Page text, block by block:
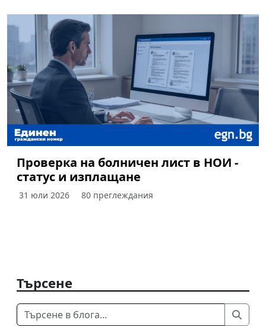
Проверка на болничен лист в НОИ -
статус и изплащане
31 юли 2026 80 преглеждания
Търсене